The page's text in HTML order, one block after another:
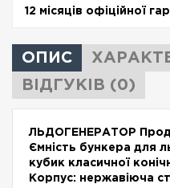
12 місяців офіційної
ОПИС
ВІДГУКІВ (0)
ЛЬДОГЕНЕРАТОР
Ємність бункера для
кубик класичної
Корпус: нержавіюча